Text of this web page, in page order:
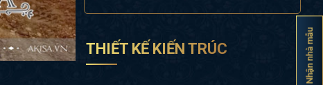
THIẾT KẾ KIẾN TRÚC Nhận nhà mẫu